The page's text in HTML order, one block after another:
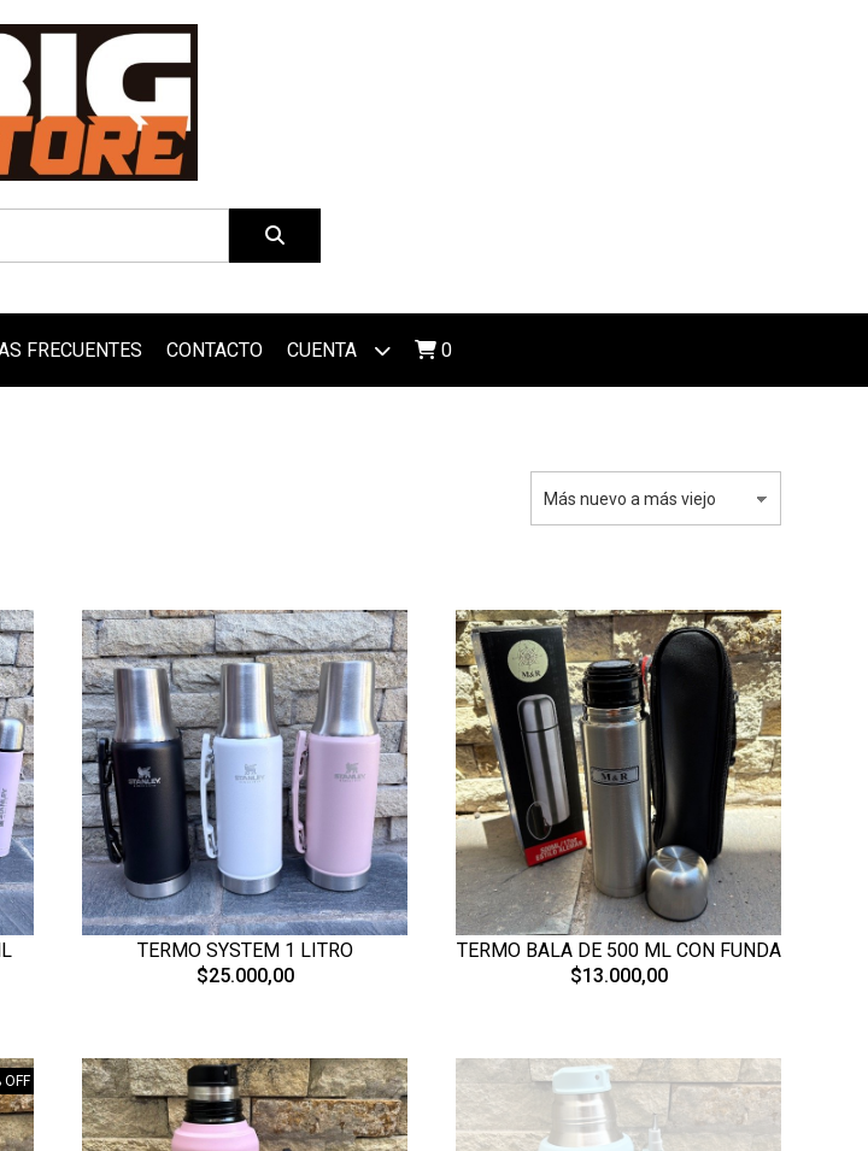
FRECUENTES CONTACTO CUENTA 0
TERMO SYSTEM 1 LITRO
$25.000,00
TERMO BALA DE 500 ML CON FUNDA
$13.000,00
OFF